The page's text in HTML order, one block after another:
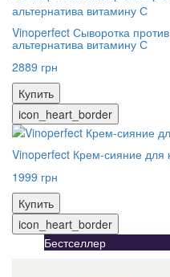
Vinoperfect Сыворотка
альтернатива витамину С
2889 грн
Купить
icon_heart_border
Vinoperfect Крем-сияние для
1999 грн
Купить
icon_heart_border
Бестселлер